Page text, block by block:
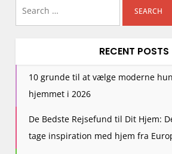
RECENT POSTS
10 grunde til at vælge moderne
hjemmet i 2026
De Bedste Rejsefund til Dit Hjem:
tage inspiration med hjem fra